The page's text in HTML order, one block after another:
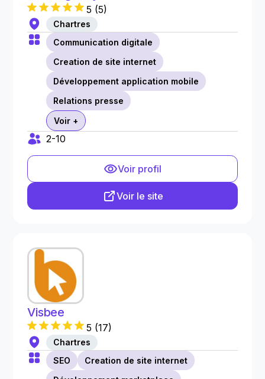
5 (5)
Chartres
Communication digitale
Creation de site internet
Développement application mobile
Relations presse
Voir +
2-10
Voir profil
Voir le site
Visbee
5 (17)
Chartres
SEO
Creation de site internet